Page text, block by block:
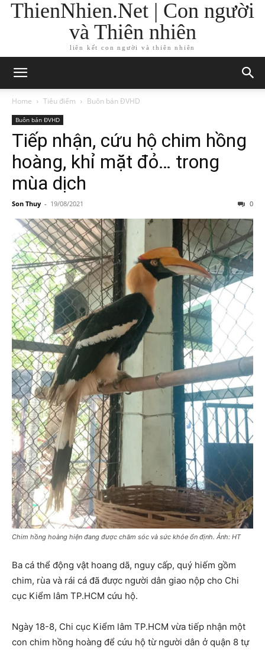
ThienNhien.Net | Con người
và Thiên nhiên
liên kết con người và thiên nhiên
Home Tiêu điểm Buôn bán ĐVHD
Buôn bán ĐVHD
Tiếp nhận, cứu hộ chim hồng
hoàng, khỉ mặt đỏ… trong
mùa dịch
Son Thuy - 19/08/2021 0
Chim hồng hoàng hiện đang được chăm sóc và sức khỏe ổn định. Ảnh: HT
Ba cá thể động vật hoang dã, nguy cấp, quý hiếm gồm
chim, rùa và rái cá đã được người dân giao nộp cho Chi
cục Kiểm lâm TP.HCM cứu hộ.
Ngày 18-8, Chi cục Kiểm lâm TP.HCM vừa tiếp nhận một
con chim hồng hoàng để cứu hộ từ người dân ở quận 8 tự